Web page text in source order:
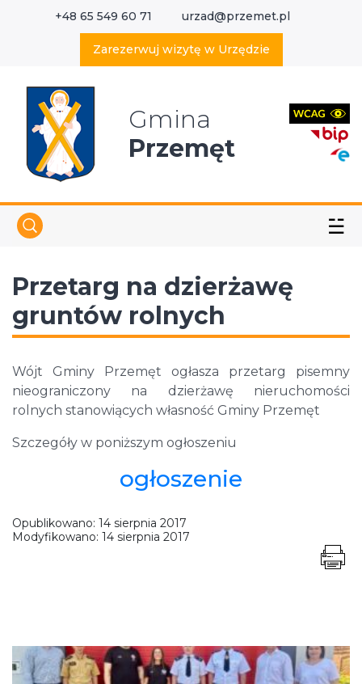
+48 65 549 60 71 urzad@przemet.pl
Zarezerwuj wizytę w Urzędzie
Gmina
Przemęt
☱
Przetarg na dzierżawę
gruntów rolnych
Wójt Gminy Przemęt ogłasza przetarg pisemny
nieograniczony na dzierżawę nieruchomości
rolnych stanowiących własność Gminy Przemęt
Szczegóły w poniższym ogłoszeniu
ogłoszenie
Opublikowano: 14 sierpnia 2017
Modyfikowano: 14 sierpnia 2017
Wyszukaj w serwisie